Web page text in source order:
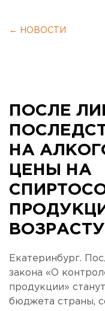
← НОВОСТИ
ПОСЛЕ
НА
ЦЕНЫ НА
Екатеринбург.
закона «О
продукции»
бюджета страны,